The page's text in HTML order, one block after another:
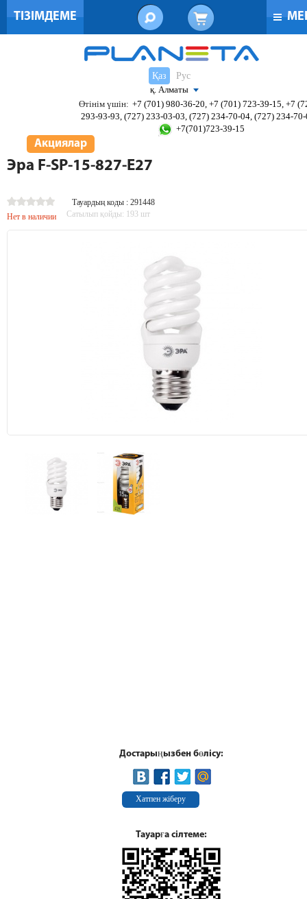
ТІЗІМДЕМЕ
Қаз
Рус
қ. Алматы
Өтінім үшін: +7 (701) 980-36-20, +7 (701) 723-39-15, +7
293-93-93, (727) 233-03-03, (727) 234-70-04, (727) 234-
+7(701)723-39-15
Акциялар
Эра F-SP-15-827-E27
Тауардың коды : 291448
Нет в наличии
Сатылып қойды: 193 шт
Достарыңызбен бөлісу:
Хатпен жіберу
Тауарға сілтеме: